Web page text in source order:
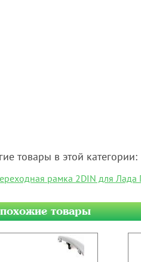
товары в этой категории:
рамка 2DIN для Лада
похожие товары